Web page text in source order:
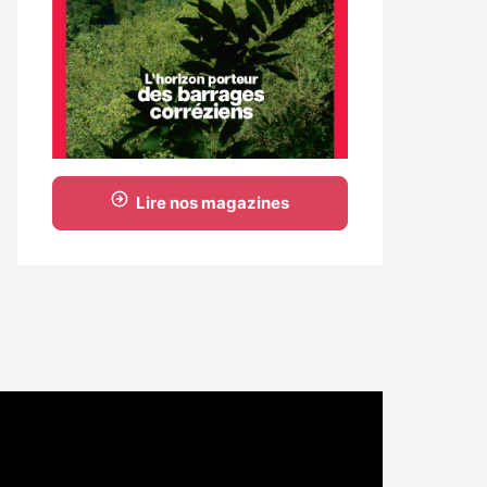
Lire nos magazines